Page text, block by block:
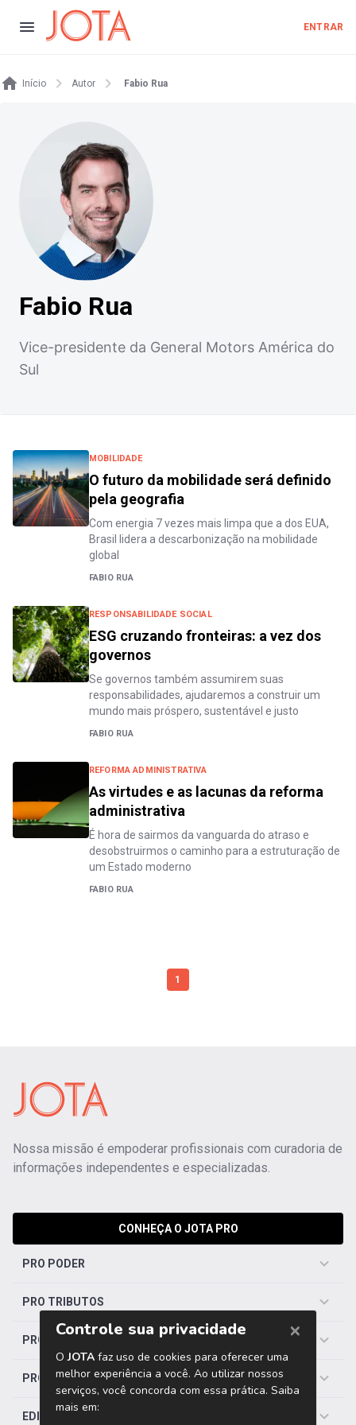
ENTRAR
Início Autor Fabio Rua
Fabio Rua
Vice-presidente da General Motors América do
Sul
MOBILIDADE
O futuro da mobilidade será definido
pela geografia
Com energia 7 vezes mais limpa que a dos EUA,
Brasil lidera a descarbonização na mobilidade
global
FABIO RUA
RESPONSABILIDADE SOCIAL
ESG cruzando fronteiras: a vez dos
governos
Se governos também assumirem suas
responsabilidades, ajudaremos a construir um
mundo mais próspero, sustentável e justo
FABIO RUA
REFORMA ADMINISTRATIVA
As virtudes e as lacunas da reforma
administrativa
É hora de sairmos da vanguarda do atraso e
desobstruirmos o caminho para a estruturação de
um Estado moderno
FABIO RUA
1
Nossa missão é empoderar profissionais com curadoria de
informações independentes e especializadas.
CONHEÇA O JOTA PRO
PRO PODER
PRO TRIBUTOS
PRO TRABALHISTA
PRO SAÚDE
EDITORIAS